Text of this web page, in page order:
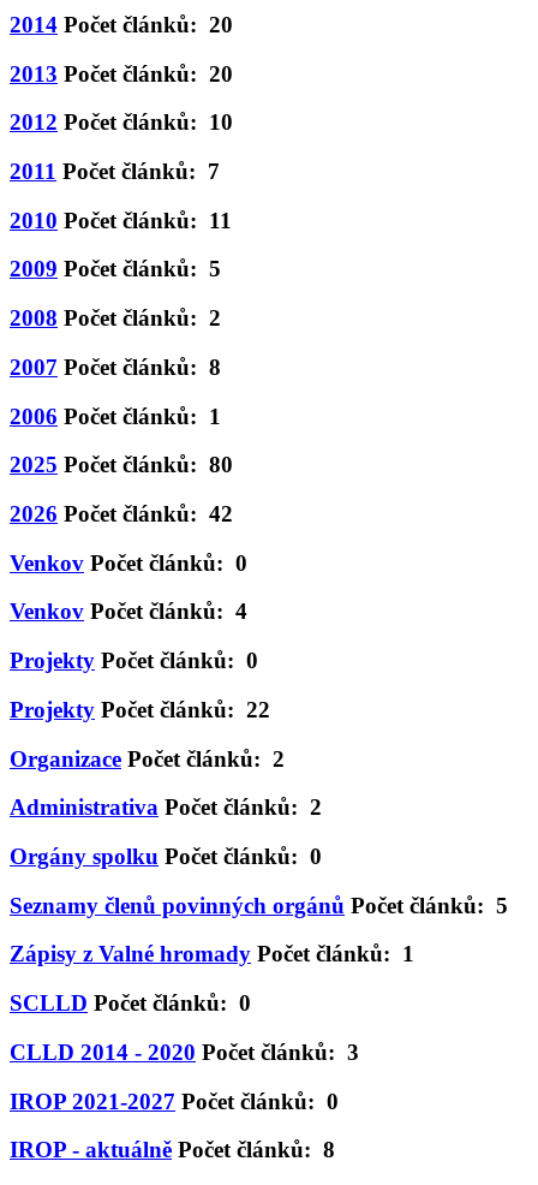
2014 Počet článků: 20
2013 Počet článků: 20
2012 Počet článků: 10
2011 Počet článků: 7
2010 Počet článků: 11
2009 Počet článků: 5
2008 Počet článků: 2
2007 Počet článků: 8
2006 Počet článků: 1
2025 Počet článků: 80
2026 Počet článků: 42
Venkov Počet článků: 0
Venkov Počet článků: 4
Projekty Počet článků: 0
Projekty Počet článků: 22
Organizace Počet článků: 2
Administrativa Počet článků: 2
Orgány spolku Počet článků: 0
Seznamy členů povinných orgánů Počet článků: 5
Zápisy z Valné hromady Počet článků: 1
SCLLD Počet článků: 0
CLLD 2014 - 2020 Počet článků: 3
IROP 2021-2027 Počet článků: 0
IROP - aktuálně Počet článků: 8